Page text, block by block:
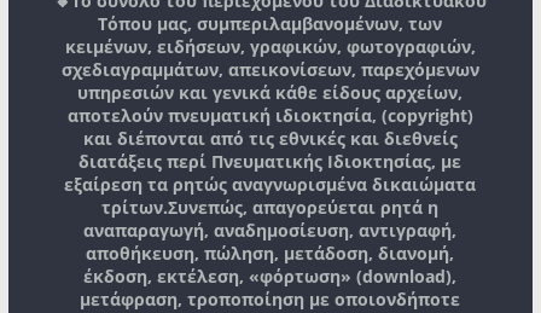
Τόπου μας, συμπεριλαμβανομένων, των
κειμένων, ειδήσεων, γραφικών, φωτογραφιών,
σχεδιαγραμμάτων, απεικονίσεων, παρεχόμενων
υπηρεσιών και γενικά κάθε είδους αρχείων,
αποτελούν πνευματική ιδιοκτησία, (copyright)
και διέπονται από τις εθνικές και διεθνείς
διατάξεις περί Πνευματικής Ιδιοκτησίας, με
εξαίρεση τα ρητώς αναγνωρισμένα δικαιώματα
τρίτων.Συνεπώς, απαγορεύεται ρητά η
αναπαραγωγή, αναδημοσίευση, αντιγραφή,
αποθήκευση, πώληση, μετάδοση, διανομή,
έκδοση, εκτέλεση, «φόρτωση» (download),
μετάφραση, τροποποίηση με οποιονδήποτε